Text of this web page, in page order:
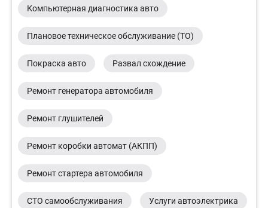
Компьютерная диагностика авто
Плановое техническое обслуживание (ТО)
Покраска авто Развал схождение
Ремонт генератора автомобиля
Ремонт глушителей
Ремонт коробки автомат (АКПП)
Ремонт стартера автомобиля
СТО самообслуживания Услуги автоэлектрика